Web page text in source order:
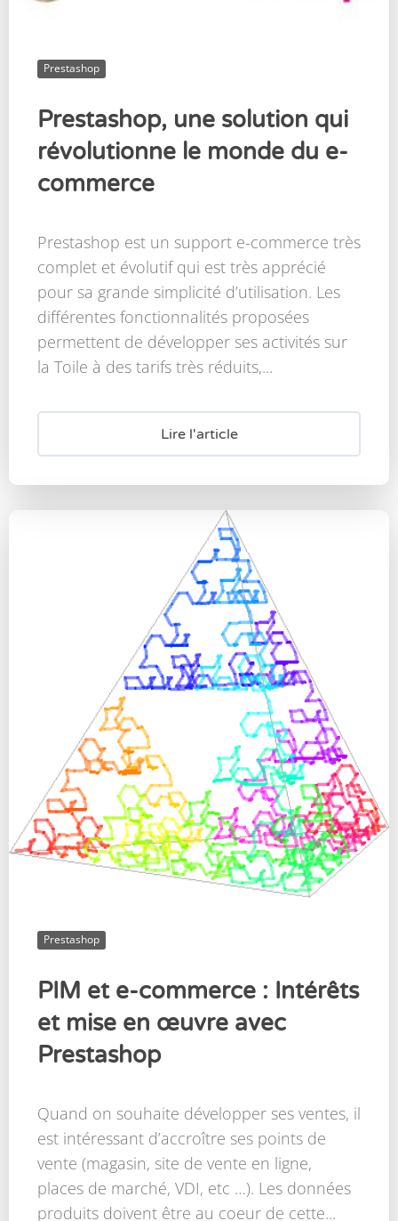
Prestashop
Prestashop, une solution qui
révolutionne le monde du e-
commerce
Prestashop est un support e-commerce très
complet et évolutif qui est très apprécié
pour sa grande simplicité d’utilisation. Les
différentes fonctionnalités proposées
permettent de développer ses activités sur
la Toile à des tarifs très réduits,...
Lire l'article
Prestashop
PIM et e-commerce : Intérêts
et mise en œuvre avec
Prestashop
Quand on souhaite développer ses ventes, il
est intéressant d’accroître ses points de
vente (magasin, site de vente en ligne,
places de marché, VDI, etc …). Les données
produits doivent être au coeur de cette...